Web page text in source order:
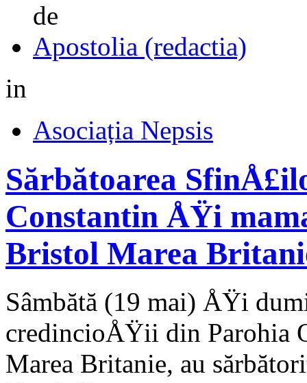
de
Apostolia (redactia)
in
Asociația Nepsis
Sărbătoarea
Constantin ÅŸi
Bristol Marea
Sâmbătă (19 mai) ÅŸi
credincioÅŸii din Parohia
Marea Britanie, au